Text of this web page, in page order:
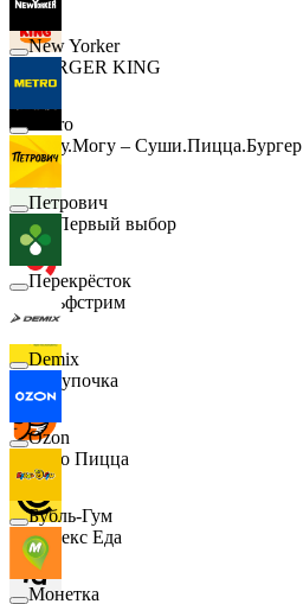
BURGER KING
Хочу.Могу – Суши.Пицца.Бургер
B1 Первый выбор
Гольфстрим
Покупочка
Додо Пицца
Яндекс Еда
New Yorker
Metro
Петрович
Перекрёсток
Demix
Ozon
Бубль-Гум
Монетка